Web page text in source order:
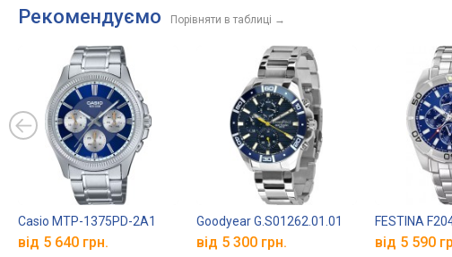
Рекомендуємо Порівняти в таблиці →
Casio MTP-1375PD-2A1
від 5 640 грн.
Goodyear G.S01262.01.01
від 5 300 грн.
FESTINA
від 5 590